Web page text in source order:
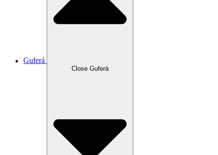
Guferá
Close Guferá